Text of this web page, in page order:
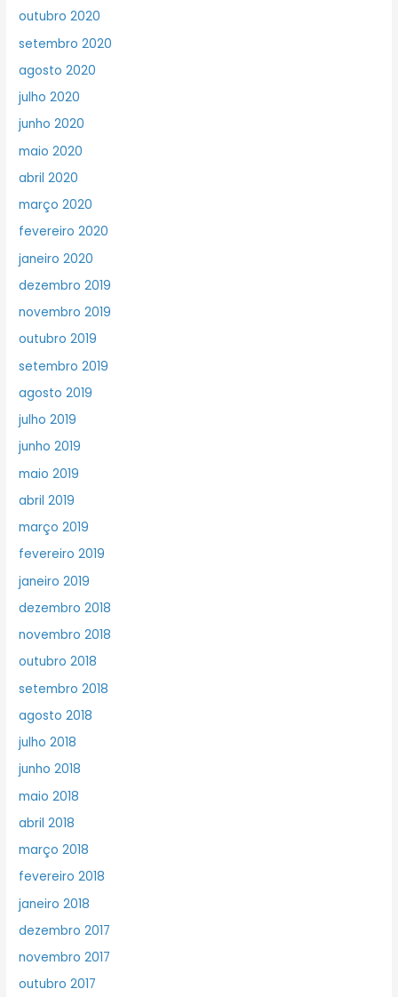
outubro 2020
setembro 2020
agosto 2020
julho 2020
junho 2020
maio 2020
abril 2020
março 2020
fevereiro 2020
janeiro 2020
dezembro 2019
novembro 2019
outubro 2019
setembro 2019
agosto 2019
julho 2019
junho 2019
maio 2019
abril 2019
março 2019
fevereiro 2019
janeiro 2019
dezembro 2018
novembro 2018
outubro 2018
setembro 2018
agosto 2018
julho 2018
junho 2018
maio 2018
abril 2018
março 2018
fevereiro 2018
janeiro 2018
dezembro 2017
novembro 2017
outubro 2017